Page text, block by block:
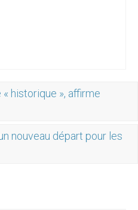
historique », affirme
nouveau départ pour les